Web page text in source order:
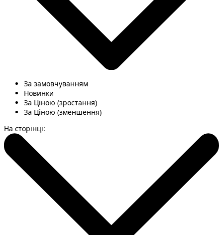
За замовчуванням
Новинки
За Ціною (зростання)
За Ціною (зменшення)
На сторінці: